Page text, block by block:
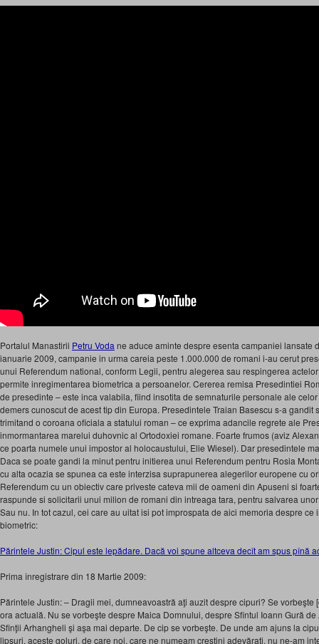
Portalul Manastirii Petru Voda ne aduce aminte despre esenta campaniei lansate
ianuarie 2009, campanie in urma careia peste 1.000.000 de romani i-au cerut
unui Referendum national, conform Legii, pentru alegerea sau respingerea
permite inregimentarea biometrica a persoanelor. Cererea remisa Presedintiei
de presedinte – este inca valabila, fiind insotita de semnaturile personale ale
demers cunoscut de acest tip din Europa. Presedintele Traian Basescu s-a
trimitand o coroana oficiala a statului roman – ce exprima adancile regrete ale
inmormantarea marelui duhovnic al Ortodoxiei romane. Foarte frumos (aviz
ce poarta numele unui impostor al holocaustului, Elie Wiesel). Dar presedintele
Daca se poate gandi la minut pentru initierea unui Referendum pentru Rosia
cu alta ocazia se spunea ca este interzisa suprapunerea alegerilor europene cu
Referendum cu un obiectiv care priveste cateva mii de oameni din Apuseni si
raspunde si solicitarii unui milion de romani din intreaga tara, pentru salvarea
Sau nu. In tot cazul, cei care au uitat isi pot improspata de aici memoria despre
biometric:
Părintele Justin: Cipul este lepădare. Dacă voi spune altceva decît am spus pînă
Prima înregistrare din 18 Martie 2009:
Părintele Justin: – Dragii mei, dumneavoastră aţi auzit despre cipuri? Se vorbeşte
ora actuală. Nu se vorbeşte despre Maica Domnului, despre Sfîntul Ioann Gură
Sfinţii Arhangheli şi aşa mai departe. De cip se vorbeşte. De unde am ajuns la
lipsuri, aceste goluri, de care noi, care ne numeam creştini adevăraţi, nu ne-am